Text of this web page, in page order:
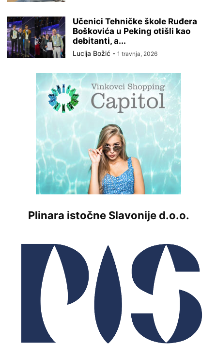
Učenici Tehničke škole Ruđera
Boškovića u Peking otišli kao
debitanti, a...
Lucija Božić - 1 travnja, 2026
Plinara istočne Slavonije d.o.o.